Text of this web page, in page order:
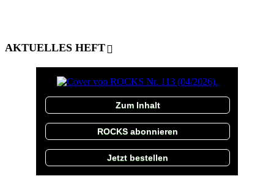
AKTUELLES HEFT
Zum Inhalt
ROCKS abonnieren
Jetzt bestellen